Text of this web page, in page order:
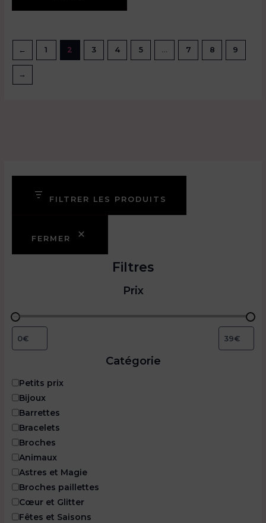
FILTRER LES PRODUITS
FERMER
Filtres
Prix
Catégorie
C
a
é
g
o
r
e
Petits prix
Bijoux
Barrettes
Bracelets
Broches
Animaux
Astres et Magie
Broches paillettes
Cœur et Glitter
Fêtes et Saisons
← 1 2 3 4 5 … 7 8 9
→